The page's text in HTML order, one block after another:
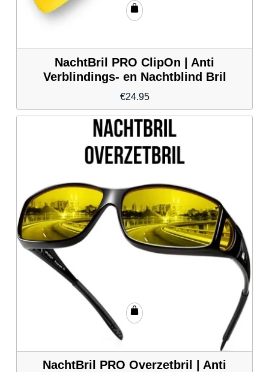
NachtBril PRO ClipOn | Anti
Verblindings- en Nachtblind Bril
€24.95
NachtBril PRO Overzetbril | Anti